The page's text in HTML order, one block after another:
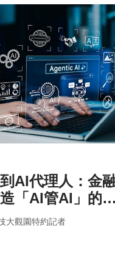
AI代理人：金
「AI管AI」的新
大觀園特約記者